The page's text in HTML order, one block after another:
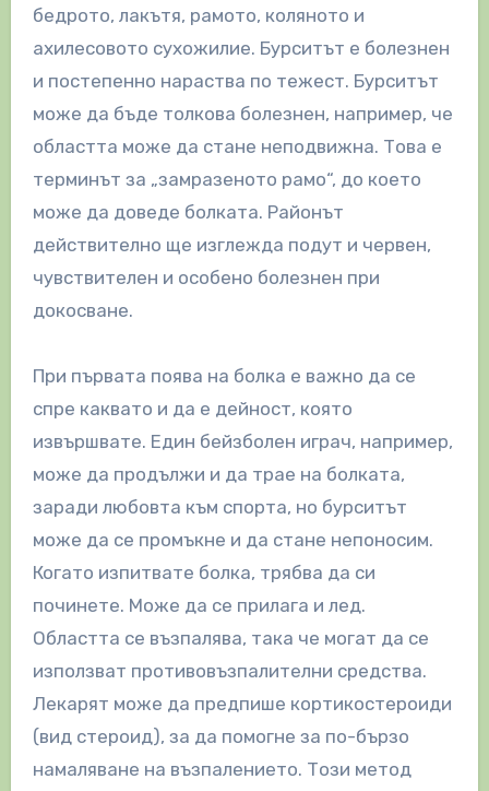
бедрото, лакътя, рамото, коляното и
ахилесовото сухожилие. Бурситът е болезнен
и постепенно нараства по тежест. Бурситът
може да бъде толкова болезнен, например, че
областта може да стане неподвижна. Това е
терминът за „замразеното рамо“, до което
може да доведе болката. Районът
действително ще изглежда подут и червен,
чувствителен и особено болезнен при
докосване.
При първата поява на болка е важно да се
спре каквато и да е дейност, която
извършвате. Един бейзболен играч, например,
може да продължи и да трае на болката,
заради любовта към спорта, но бурситът
може да се промъкне и да стане непоносим.
Когато изпитвате болка, трябва да си
починете. Може да се прилага и лед.
Областта се възпалява, така че могат да се
използват противовъзпалителни средства.
Лекарят може да предпише кортикостероиди
(вид стероид), за да помогне за по-бързо
намаляване на възпалението. Този метод